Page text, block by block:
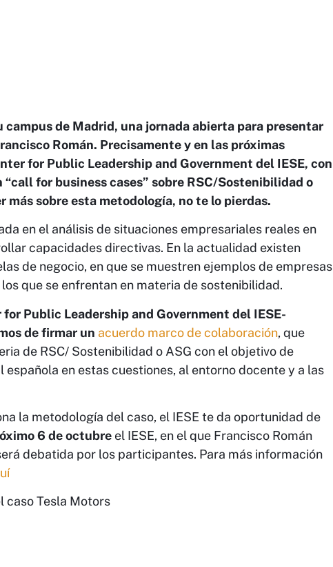
campus de Madrid, una jornada abierta para presentar
Román. Precisamente y en las próximas
for Public Leadership and Government del IESE, con
for business cases” sobre RSC/Sostenibilidad o
más sobre esta metodología, no te lo pierdas.
en el análisis de situaciones empresariales reales en
capacidades directivas. En la actualidad existen
de negocio, en que se muestren ejemplos de empresas
que se enfrentan en materia de sostenibilidad.
for Public Leadership and Government del IESE-
de firmar un acuerdo marco de colaboración, que
de RSC/ Sostenibilidad o ASG con el objetivo de
en estas cuestiones, al entorno docente y a las
la metodología del caso, el IESE te da oportunidad de
6 de octubre el IESE, en el que Francisco Román
debatida por los participantes. Para más información
caso Tesla Motors